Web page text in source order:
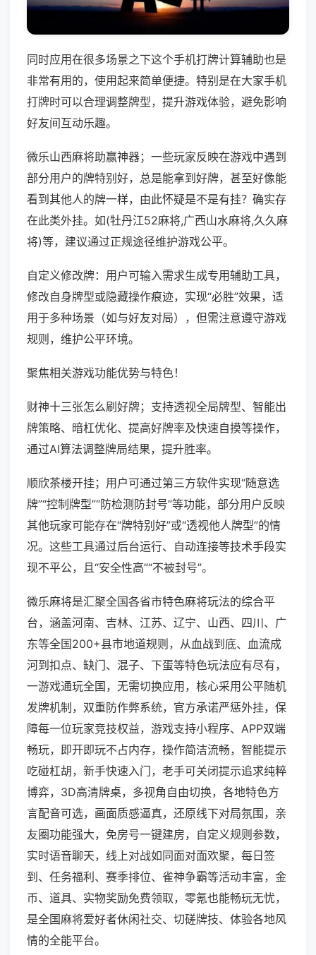
同时应用在很多场景之下这个手机打牌计算辅助也是
非常有用的，使用起来简单便捷。特别是在大家手机
打牌时可以合理调整牌型，提升游戏体验，避免影响
好友间互动乐趣。
微乐山西麻将助赢神器；一些玩家反映在游戏中遇到
部分用户的牌特别好，总是能拿到好牌，甚至好像能
看到其他人的牌一样，由此怀疑是不是有挂？确实存
在此类外挂。如(牡丹江52麻将,广西山水麻将,久久麻
将)等，建议通过正规途径维护游戏公平。
自定义修改牌：用户可输入需求生成专用辅助工具，
修改自身牌型或隐藏操作痕迹，实现“必胜”效果，适
用于多种场景（如与好友对局），但需注意遵守游戏
规则，维护公平环境。
聚焦相关游戏功能优势与特色！
财神十三张怎么刷好牌；支持透视全局牌型、智能出
牌策略、暗杠优化、提高好牌率及快速自摸等操作，
通过AI算法调整牌局结果，提升胜率。
顺欣茶楼开挂；用户可通过第三方软件实现“随意选
牌”“控制牌型”“防检测防封号”等功能，部分用户反映
其他玩家可能存在“牌特别好”或“透视他人牌型”的情
况。这些工具通过后台运行、自动连接等技术手段实
现不平公，且“安全性高”“不被封号”。
微乐麻将是汇聚全国各省市特色麻将玩法的综合平
台，涵盖河南、吉林、江苏、辽宁、山西、四川、广
东等全国200+县市地道规则，从血战到底、血流成
河到扣点、缺门、混子、下蛋等特色玩法应有尽有，
一游戏通玩全国，无需切换应用，核心采用公平随机
发牌机制，双重防作弊系统，官方承诺严惩外挂，保
障每一位玩家竞技权益，游戏支持小程序、APP双端
畅玩，即开即玩不占内存，操作简洁流畅，智能提示
吃碰杠胡，新手快速入门，老手可关闭提示追求纯粹
博弈，3D高清牌桌，多视角自由切换，各地特色方
言配音可选，画面质感逼真，还原线下对局氛围，亲
友圈功能强大，免房号一键建房，自定义规则参数，
实时语音聊天，线上对战如同面对面欢聚，每日签
到、任务福利、赛季排位、雀神争霸等活动丰富，金
币、道具、实物奖励免费领取，零氪也能畅玩无忧，
是全国麻将爱好者休闲社交、切磋牌技、体验各地风
情的全能平台。